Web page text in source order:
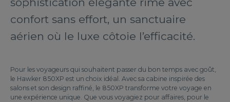
confort sans effort, un sanctuaire
aérien où le luxe côtoie l’efficacité.
Pour les voyageurs qui souhaitent passer du bon temps avec goût,
le Hawker 850XP est un choix idéal. Avec sa cabine inspirée des
salons et son design raffiné, le 850XP transforme votre voyage en
une expérience unique. Que vous voyagiez pour affaires, pour le